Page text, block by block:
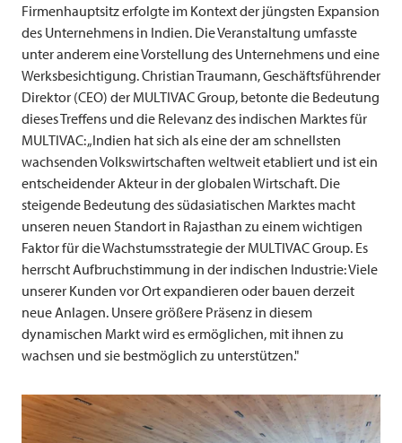
Firmenhauptsitz erfolgte im Kontext der jüngsten Expansion
des Unternehmens in Indien. Die Veranstaltung umfasste
unter anderem eine Vorstellung des Unternehmens und eine
Werksbesichtigung. Christian Traumann, Geschäftsführender
Direktor (CEO) der MULTIVACGroup, betonte die Bedeutung
dieses Treffens und die Relevanz des indischen Marktes für
MULTIVAC: „Indien hat sich als eine der am schnellsten
wachsenden Volkswirtschaften weltweit etabliert und ist ein
entscheidender Akteur in der globalen Wirtschaft. Die
steigende Bedeutung des südasiatischen Marktes macht
unseren neuen Standort in Rajasthan zu einem wichtigen
Faktor für die Wachstumsstrategie der MULTIVACGroup. Es
herrscht Aufbruchstimmung in der indischen Industrie: Viele
unserer Kunden vor Ort expandieren oder bauen derzeit
neue Anlagen. Unsere größere Präsenz in diesem
dynamischen Markt wird es ermöglichen, mit ihnen zu
wachsen und sie bestmöglich zu unterstützen."